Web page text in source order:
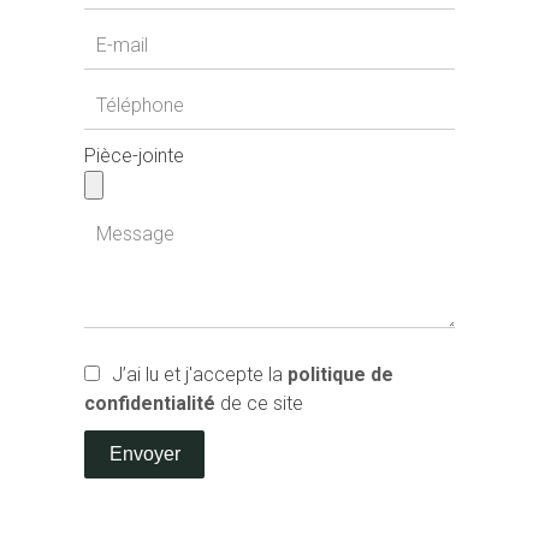
Pièce-jointe
J’ai lu et j'accepte la politique de
confidentialité de ce site
Envoyer